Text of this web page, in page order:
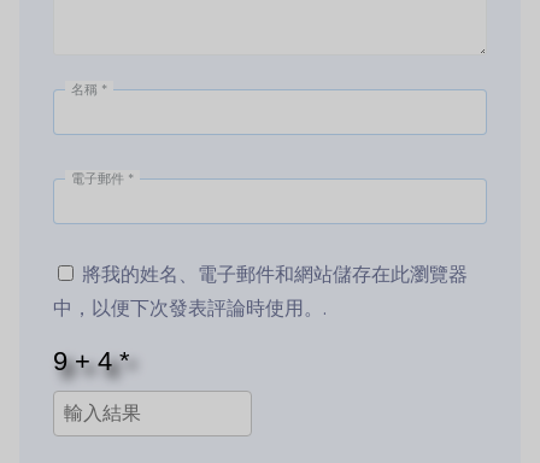
名稱 *
電子郵件 *
將我的姓名、電子郵件和網站儲存在此瀏覽器
中，以便下次發表評論時使用。.